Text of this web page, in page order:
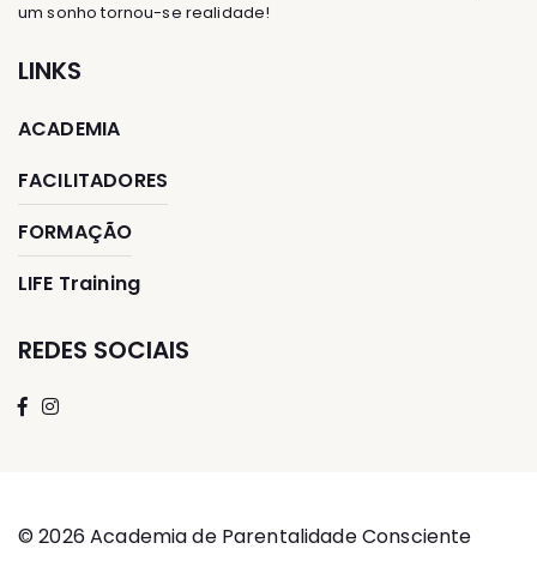
um sonho tornou-se realidade!
LINKS
ACADEMIA
FACILITADORES
FORMAÇÃO
LIFE Training
REDES SOCIAIS
© 2026 Academia de Parentalidade Consciente